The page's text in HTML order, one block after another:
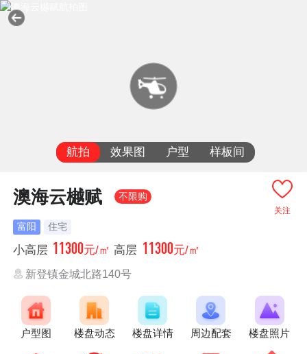
航拍 效果图 户型 样板间
关注
澳海云樾赋 不限购
富阳 住宅
小高层 11300元/㎡ 高层 11300元/㎡
新登镇金城北路140号
户型图 楼盘动态 楼盘详情 周边配套 楼盘照片